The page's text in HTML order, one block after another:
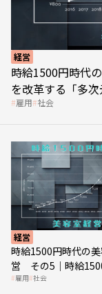
経営
時給1500円時代
を改革する「多次
雇用 社会
経営
時給1500円時代の
営 その5｜時給
の到来は美容業の収
雇用 社会